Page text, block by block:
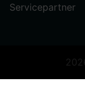
Servicepartner